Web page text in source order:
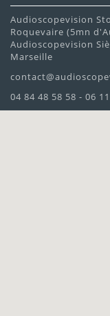
Audioscopevision
Roquevaire (5mn
Audioscopevision
Marseille
04 84 48 58 58 - 06